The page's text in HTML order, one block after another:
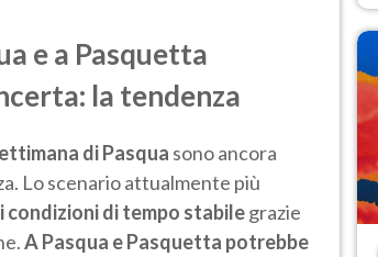
e a Pasquetta
la tendenza
di Pasqua sono ancora
Lo scenario attualmente più
condizioni di tempo stabilegrazie
A Pasqua e Pasquetta potrebbe